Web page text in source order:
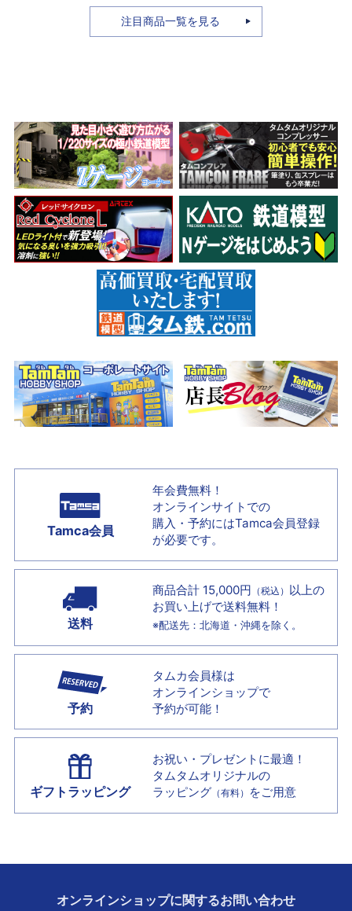
注目商品一覧を見る
Tamca会員
年会費無料！
オンラインサイトでの
購入・予約にはTamca会員登録
が必要です。
送料
商品合計 15,000円 （税込） 以上の
お買い上げで送料無料！
※配送先：北海道・沖縄を除く。
予約
タムカ会員様は
オンラインショップで
予約が可能！
ギフトラッピング
お祝い・プレゼントに最適！
タムタムオリジナルの
ラッピング （有料） をご用意
オンラインショップに関するお問い合わせ